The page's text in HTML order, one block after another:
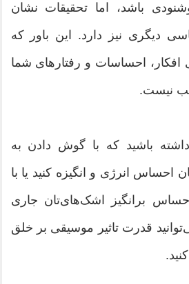
باشد، اما تحقیقات نشان
دیگری نیز دارد. این باور که
احساسات و رفتارهای شما
نیست.
باشید که با گوش دادن به
احساس انرژی و انگیزه کنید یا با
برانگیز اشک‌های‌تان جاری
قدرت تاثیر موسیقی بر خلق